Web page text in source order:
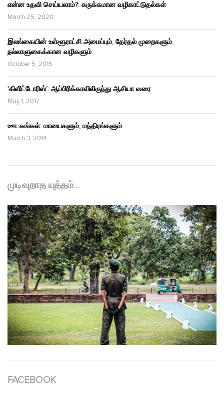
என்ன உதவி செய்யலாம்?: சுருக்கமான வழிகாட்டுதல்கள்
March 25, 2020
இலங்கையின் உள்ளூராட்சி அமைப்பும், தேர்தல் முறைகளும்,
நல்லாளுகைக்கான வழிகளும்
October 5, 2015
‘கிளிட்டோரிஸ்’: ஆப்பிரிக்காவிலிருந்து ஆசியா வரை
May 1, 2017
ஊடகங்கள்: மாயைகளும், மந்திரங்களும்
March 3, 2014
முடிவுறாத யுத்தம்…
FACEBOOK